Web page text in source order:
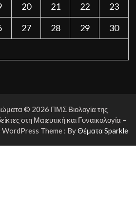
20 21 22
23
27 28 29
30
© 2026 ΠΜΣ Βιολογία της
στη Μαιευτική και Γυναικολογία –
- WordPress Theme : ByΘέματα Sparkle